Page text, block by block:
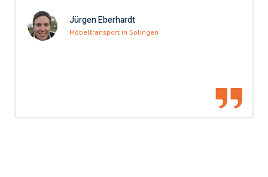
Jürgen Eberhardt
Möbeltransport in Solingen